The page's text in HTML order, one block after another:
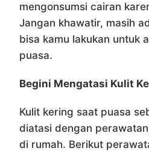
mengonsumsi cairan
Jangan khawatir, masih
bisa kamu lakukan untuk
puasa.
Begini Mengatasi Kulit
Kulit kering saat puasa
diatasi dengan
di rumah. Berikut